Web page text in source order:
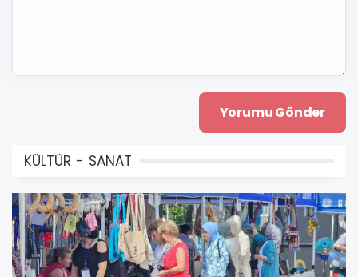
KÜLTÜR - SANAT